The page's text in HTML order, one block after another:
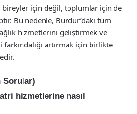
bireyler için değil, toplumlar için de
Bu nedenle, Burdur’daki tüm
hizmetlerini geliştirmek ve
artırmak için birlikte
Sorular)
hizmetlerine nasıl